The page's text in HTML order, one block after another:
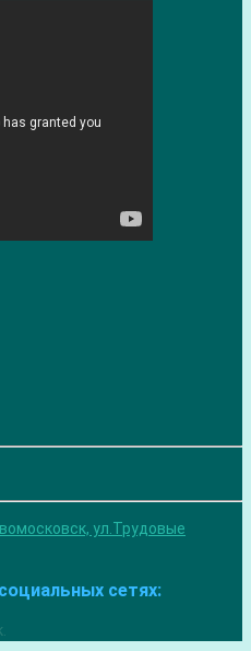
ул.Трудовые
сетях: